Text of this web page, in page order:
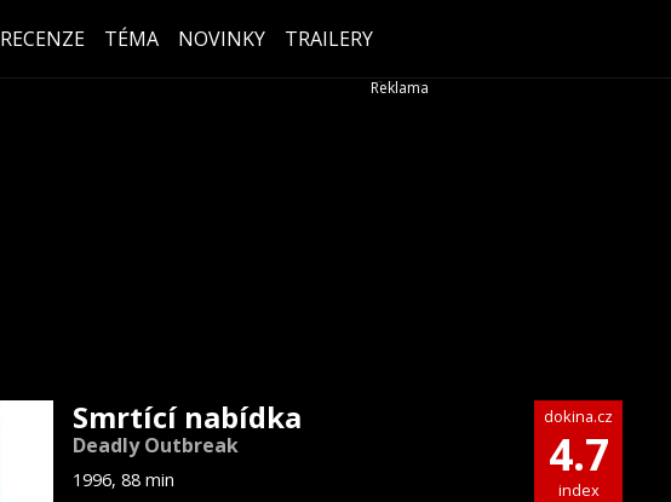
RECENZE TÉMA NOVINKY TRAILERY
Smrtící nabídka
Deadly Outbreak
1996, 88 min
dokina.cz
4.7
index